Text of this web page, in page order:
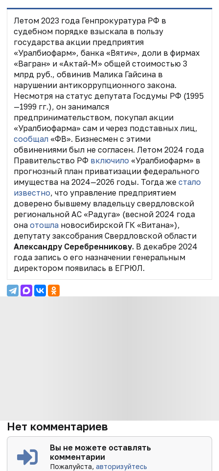
Летом 2023 года Генпрокуратура РФ в
судебном порядке взыскала в пользу
государства акции предприятия
«Уралбиофарм», банка «Вятич», доли в фирмах
«Вагран» и «Актай-М» общей стоимостью 3
млрд руб., обвинив Малика Гайсина в
нарушении антикоррупционного закона.
Несмотря на статус депутата Госдумы РФ (1995
—1999 гг.), он занимался
предпринимательством, покупал акции
«Уралбиофарма» сам и через подставных лиц,
сообщал«ФВ». Бизнесмен с этими
обвинениями был не согласен. Летом 2024 года
Правительство РФ включило «Уралбиофарм» в
прогнозный план приватизации федерального
имущества на 2024—2026 годы. Тогда же стало
известно, что управление предприятием
доверено бывшему владельцу свердловской
региональной АС «Радуга» (весной 2024 года
она отошлановосибирской ГК «Витана»),
депутату заксобрания Свердловской области
Александру Серебренникову. В декабре 2024
года запись о его назначении генеральным
директором появилась в ЕГРЮЛ.
Нет комментариев
Вы не можете оставлять
комментарии
Пожалуйста,авторизуйтесь